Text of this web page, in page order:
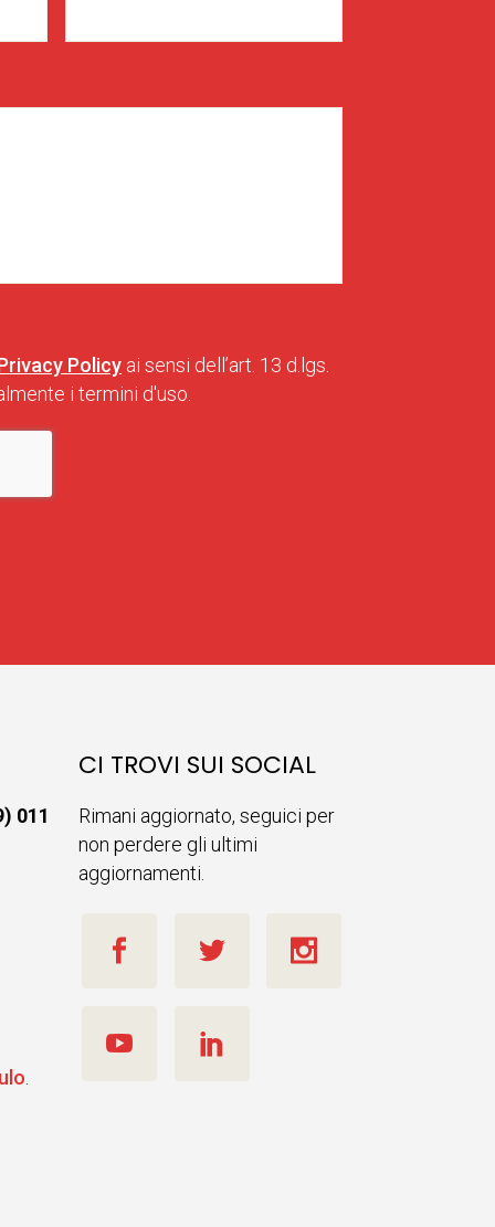
Policy ai sensi dell’art. 13 d.lgs.
i termini d'uso.
011
.
CI TROVI SUI SOCIAL
Rimani aggiornato, seguici per
non perdere gli ultimi
aggiornamenti.